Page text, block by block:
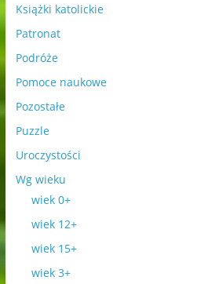
Książki katolickie
Patronat
Podróże
Pomoce naukowe
Pozostałe
Puzzle
Uroczystości
Wg wieku
wiek 0+
wiek 12+
wiek 15+
wiek 3+